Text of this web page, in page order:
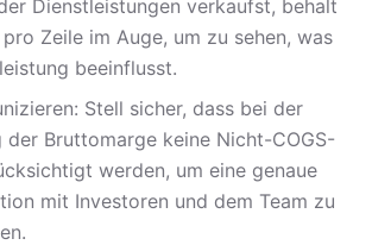
Dienstleistungen verkaufst, behalt
Zeile im Auge, um zu sehen, was
beeinflusst.
Stell sicher, dass bei der
der Bruttomarge keine Nicht-COGS-
werden, um eine genaue
mit Investoren und dem Team zu